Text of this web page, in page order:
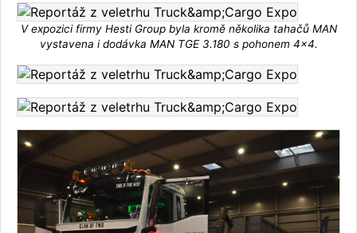
V expozici firmy Hesti Group byla kromě několika tahačů MAN
vystavena i dodávka MAN TGE 3.180 s pohonem 4x4.